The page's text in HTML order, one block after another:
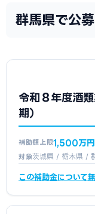
群馬県で公
令和８年度酒
期）
補助額上限1,500万円
対象茨城県 / 栃木県 /
この補助金について